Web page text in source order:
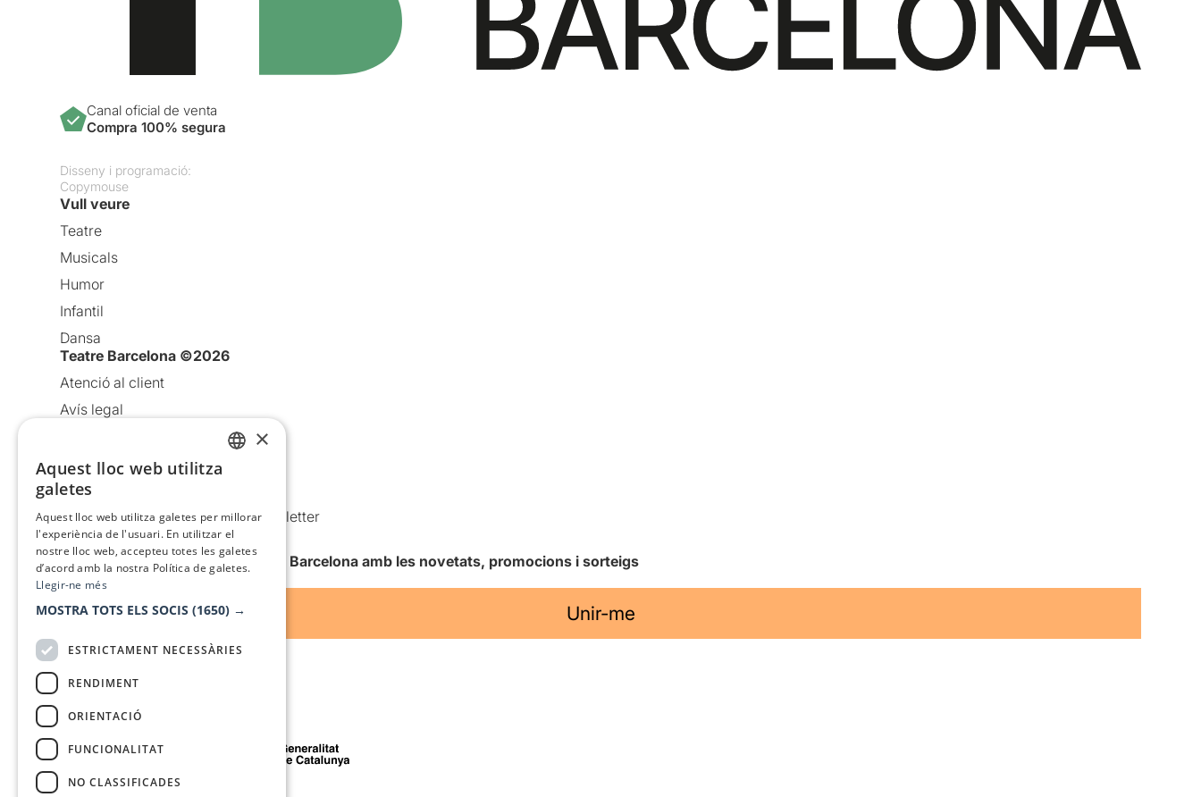
Canal oficial de venta
Compra 100% segura
Disseny i programació:
Copymouse
Vull veure
Teatre
Musicals
Humor
Infantil
Dansa
Teatre Barcelona ©2026
Atenció al client
Avís legal
Política de cookies
Condicions d’ús
Comunicacions comercials i Newsletter
Anuncia’t
Vull rebre la newsletter de Teatre Barcelona amb les novetats, promocions i sorteigs
Unir-me
Amb el suport de
×
Aquest lloc web utilitza
galetes
Aquest lloc web utilitza galetes per millorar
l'experiència de l'usuari. En utilitzar el
nostre lloc web, accepteu totes les galetes
d’acord amb la nostra Política de galetes.
Llegir-ne més
MOSTRA TOTS ELS SOCIS (1650) →
ESTRICTAMENT NECESSÀRIES
RENDIMENT
ORIENTACIÓ
FUNCIONALITAT
NO CLASSIFICADES